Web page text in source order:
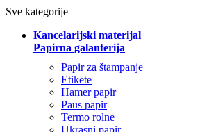
Sve kategorije
Kancelarijski materijal
Papirna galanterija
Papir za štampanje
Etikete
Hamer papir
Paus papir
Termo rolne
Ukrasni papir